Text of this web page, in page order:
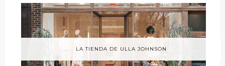
LA TIENDA DE ULLA JOHNSON